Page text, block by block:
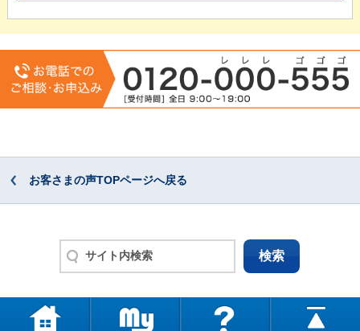
お客さまの声TOPページへ戻る